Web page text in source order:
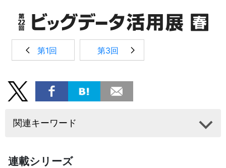
第1回 第3回
関連キーワード
連載シリーズ